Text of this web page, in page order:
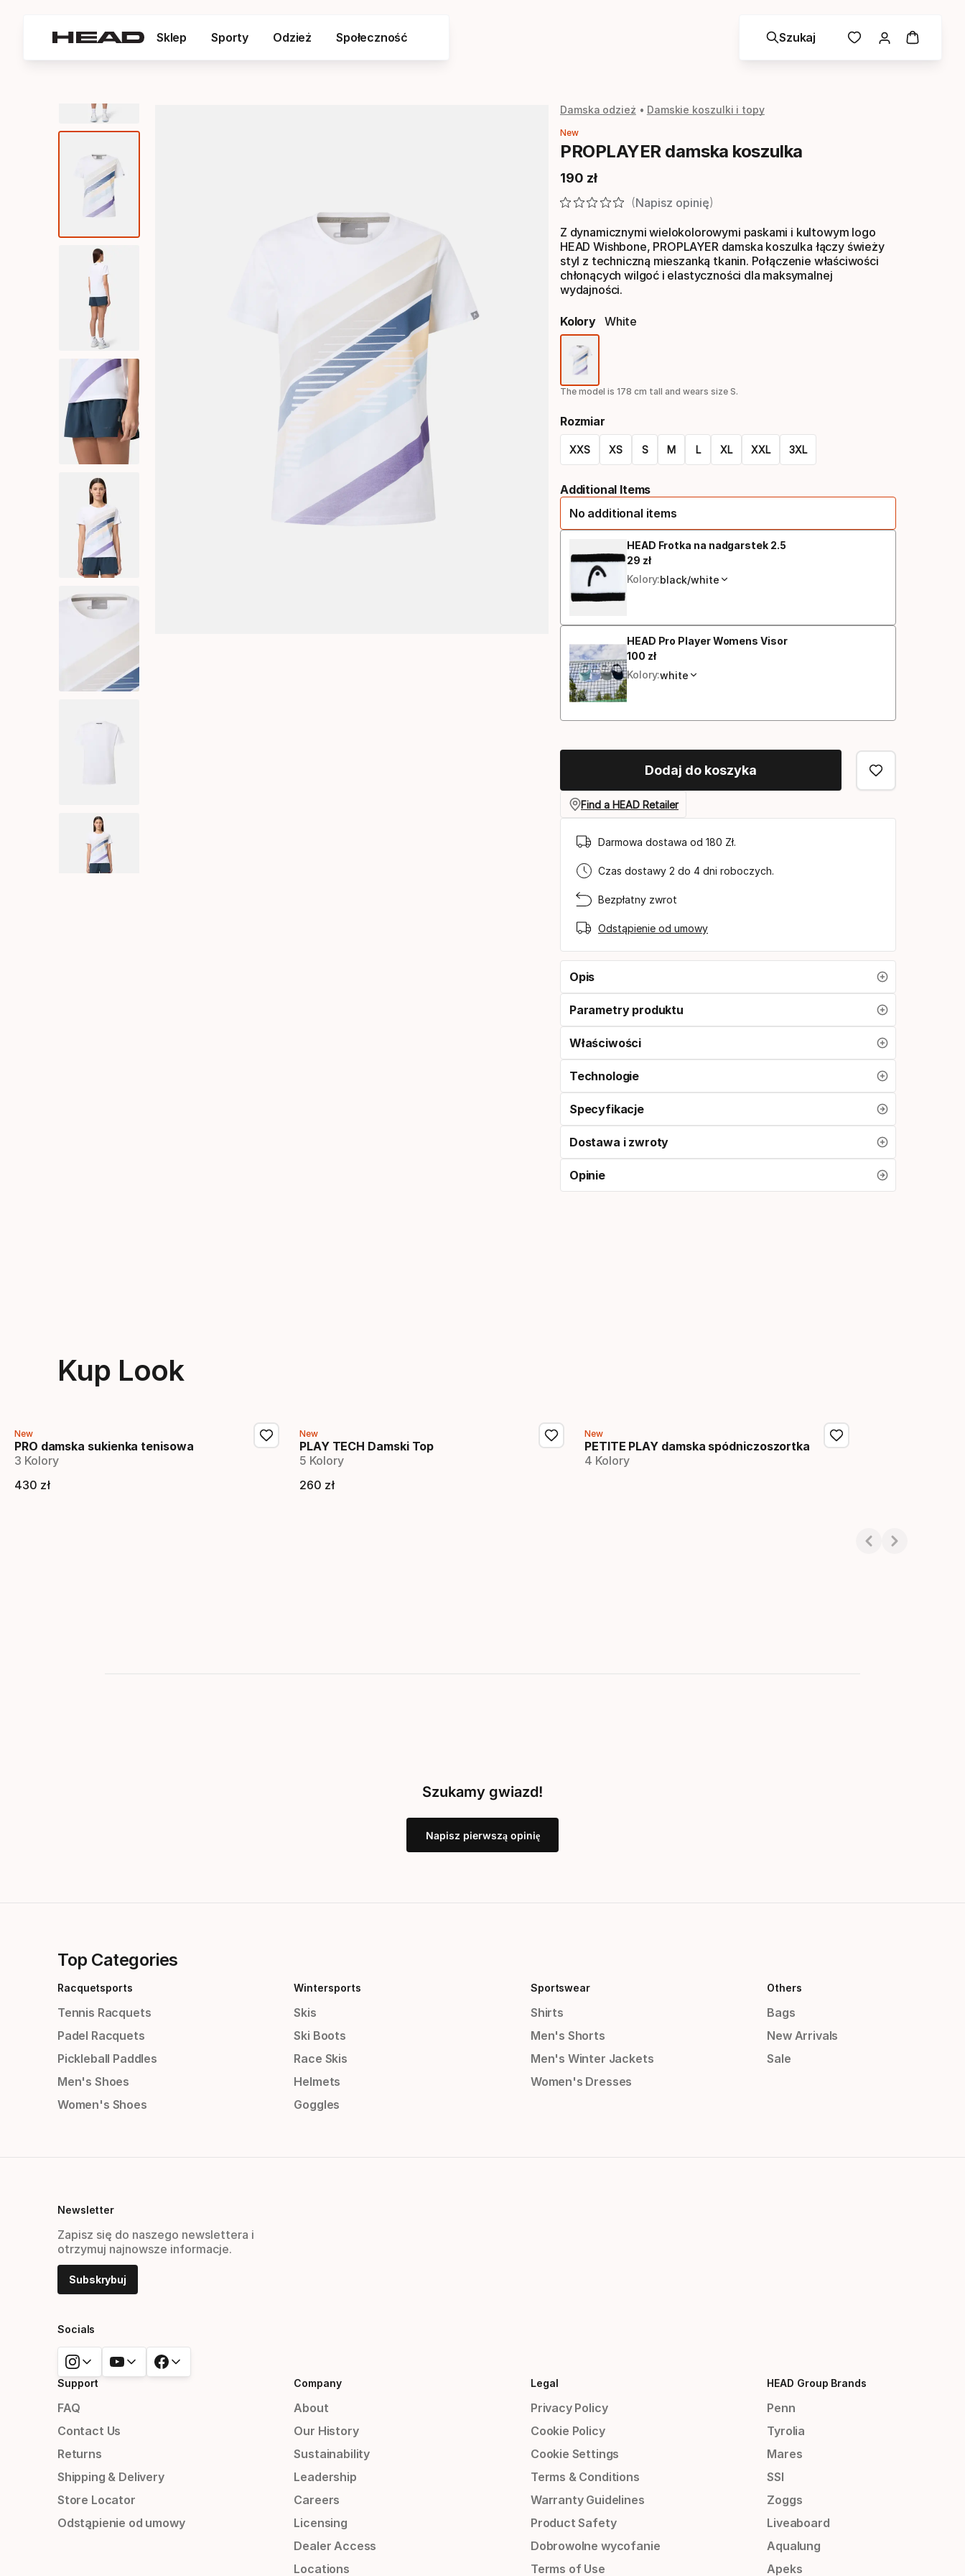
Sklep Sporty Odzież Społeczność Szukaj
Damska odzież Damskie koszulki i topy
New
PROPLAYER damska koszulka
190 zł
Cena końcowa
Napisz opinię
Z dynamicznymi wielokolorowymi paskami i kultowym logo
HEAD Wishbone, PROPLAYER damska koszulka łączy świeży
styl z techniczną mieszanką tkanin. Połączenie właściwości
chłonących wilgoć i elastyczności dla maksymalnej
wydajności.
Kolory White
koloru
The model is 178 cm tall and wears size S.
Rozmiar
XXS XS S M L XL XXL 3XL
rozmiaru
Additional Items
No additional items
HEAD Frotka na nadgarstek 2.5
29 zł
Cena końcowa
Kolory:black/white
HEAD Pro Player Womens Visor
100 zł
Cena końcowa
Kolory:white
Dodaj do koszyka
Find a HEAD Retailer
Darmowa dostawa od 180 Zł.
Czas dostawy 2 do 4 dni roboczych.
Bezpłatny zwrot
Odstąpienie od umowy
Opis
Parametry produktu
Właściwości
Technologie
Specyfikacje
Dostawa i zwroty
Opinie
Kup Look
New
PRO damska sukienka tenisowa
3 Kolory
430 zł
New
PLAY TECH Damski Top
5 Kolory
260 zł
New
PETITE PLAY damska spódniczoszortka
4 Kolory
Szukamy gwiazd!
Napisz pierwszą opinię
Top Categories
Racquetsports
Tennis Racquets
Padel Racquets
Pickleball Paddles
Men's Shoes
Women's Shoes
Wintersports
Skis
Ski Boots
Race Skis
Helmets
Goggles
Sportswear
Shirts
Men's Shorts
Men's Winter Jackets
Women's Dresses
Others
Bags
New Arrivals
Sale
Newsletter
Zapisz się do naszego newslettera i
otrzymuj najnowsze informacje.
Subskrybuj
Socials
Support
FAQ
Contact Us
Returns
Shipping & Delivery
Store Locator
Odstąpienie od umowy
Company
About
Our History
Sustainability
Leadership
Careers
Licensing
Dealer Access
Locations
Legal
Privacy Policy
Cookie Policy
Cookie Settings
Terms & Conditions
Warranty Guidelines
Product Safety
Dobrowolne wycofanie
Terms of Use
HEAD Group Brands
Penn
Tyrolia
Mares
SSI
Zoggs
Liveaboard
Aqualung
Apeks